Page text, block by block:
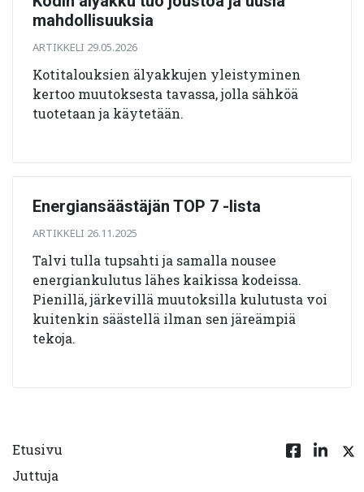
mahdollisuuksia
ARTIKKELI 29.05.2026
Kotitalouksien älyakkujen yleistyminen
kertoo muutoksesta tavassa, jolla sähköä
tuotetaan ja käytetään.
Energiansäästäjän TOP 7 -lista
ARTIKKELI 26.11.2025
Talvi tulla tupsahti ja samalla nousee
energiankulutus lähes kaikissa kodeissa.
Pienillä, järkevillä muutoksilla kulutusta voi
kuitenkin säästellä ilman sen järeämpiä
tekoja.
Etusivu
Juttuja